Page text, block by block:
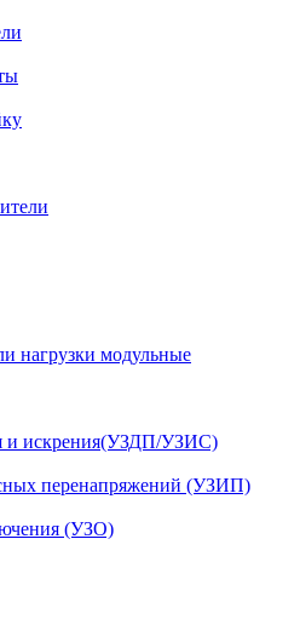
нагрузки модульные
и искрения(УЗДП/УЗИС)
перенапряжений (УЗИП)
(УЗО)